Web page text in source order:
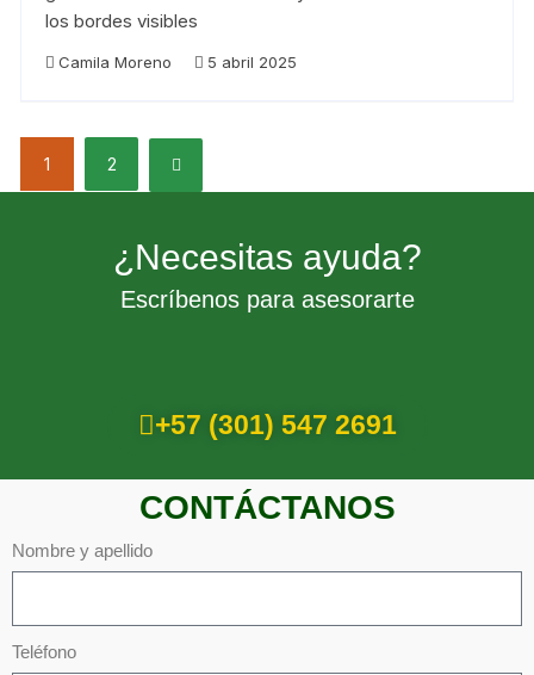
los bordes visibles
Camila Moreno 5 abril 2025
1 2
¿Necesitas ayuda?
Escríbenos para asesorarte
+57 (301) 547 2691
CONTÁCTANOS
Nombre y apellido
Teléfono